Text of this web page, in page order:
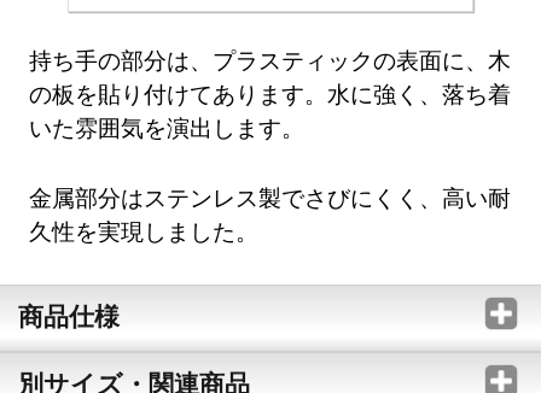
持ち手の部分は、プラスティックの表面に、木
の板を貼り付けてあります。水に強く、落ち着
いた雰囲気を演出します。
金属部分はステンレス製でさびにくく、高い耐
久性を実現しました。
商品仕様
別サイズ・関連商品